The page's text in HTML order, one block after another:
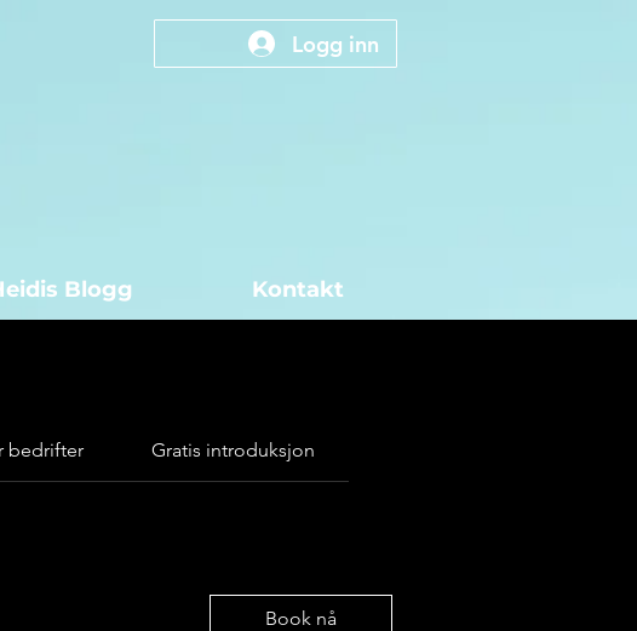
Logg inn
Blogg Kontakt
bedrifter Gratis introduksjon
Book nå